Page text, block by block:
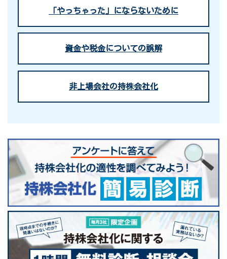
「やっちゃった」にならないために
資金や税金についての誤解
非上場会社の持株会社化